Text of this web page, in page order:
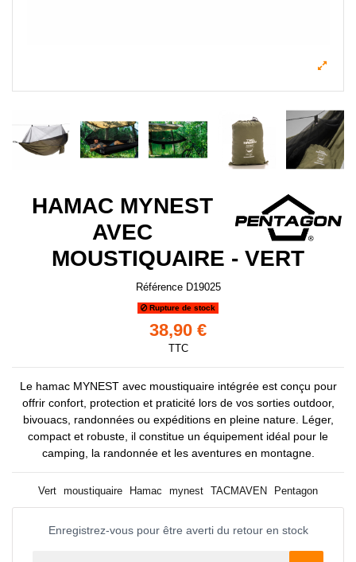
HAMAC MYNEST
AVEC
MOUSTIQUAIRE - VERT
Référence D19025
Rupture de stock
38,90 €
TTC
Le hamac MYNEST avec moustiquaire intégrée est conçu pour
offrir confort, protection et praticité lors de vos sorties outdoor,
bivouacs, randonnées ou expéditions en pleine nature. Léger,
compact et robuste, il constitue un équipement idéal pour le
camping, la randonnée et les aventures en montagne.
Vert moustiquaire Hamac mynest TACMAVEN Pentagon
Enregistrez-vous pour être averti du retour en stock